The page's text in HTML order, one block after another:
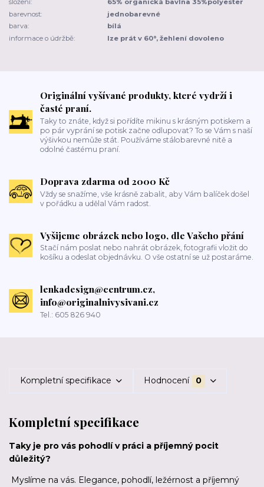
složení:
65% organická bavlna 35%polyester
barevnost:
jednobarevné
barva:
bílá
informace o údržbě:
lze prát v 60°, žehlení dovoleno
Originální vyšívané produkty, které vydrží i
časté praní.
Taky to znáte, když si pořídíte mikinu s krásným potiskem a
po pár vyprání se potisk začne odlupovat? To se Vám s naší
výšivkou nemůže stát. Používáme stálobarevné nitě a
odolné častému praní.
Doprava zdarma od 2000 Kč
Vždy se snažíme, vše krásně zabalit, aby Vám balíček došel
v pořádku a udělal Vám radost.
Vyšijeme obrázek nebo logo, dle Vašeho přání
Stačí nám poslat nebo nahrát obrázek, fotografii vložit do
košíku a odeslat objednávku. O vše ostatní se už postaráme.
lenkadesign@centrum.cz,
info@originalnivysivani.cz
Tel.: 605 826 940
Kompletní specifikace Hodnocení 0
Kompletní specifikace
Taky je pro vás pohodlí v práci a příjemný pocit
důležitý?
Myslíme na vás. Elegance, pohodlí, ležérnost a příjemný